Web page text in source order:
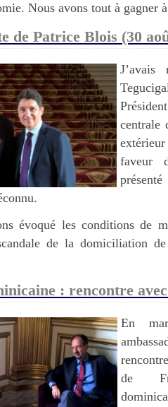
Nous avons tout à gagner
de Patrice Blois (30
centrale
faveur
évoqué les conditions de
de la domiciliation de
: rencontre
En
de